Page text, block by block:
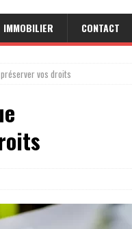
IMMOBILIER CONTACT
vos droits